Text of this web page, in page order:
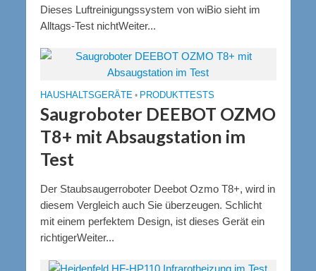
Dieses Luftreinigungssystem von wiBio sieht im
Alltags-Test nichtWeiter...
HAUSHALTSGERÄTE • PRODUKTTESTS
Saugroboter DEEBOT OZMO
T8+ mit Absaugstation im
Test
Der Staubsaugerroboter Deebot Ozmo T8+, wird in
diesem Vergleich auch Sie überzeugen. Schlicht
mit einem perfektem Design, ist dieses Gerät ein
richtigerWeiter...